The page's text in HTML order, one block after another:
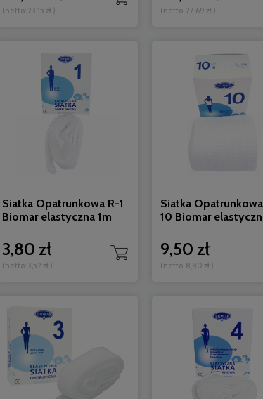
(netto: 23,15 zł ) (netto: 27,69 zł )
Siatka Opatrunkowa R-1
Biomar elastyczna 1m
3,80 zł
(netto: 3,52 zł )
Siatka
10 Biomar
9,50 zł
(netto: 8,80 zł )